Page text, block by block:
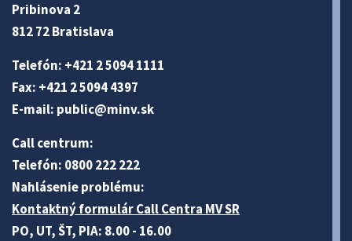
Pribinova 2
812 72 Bratislava
Telefón: +421 2 5094 1111
Fax: +421 2 5094 4397
E-mail: public@minv.sk
Call centrum:
Telefón: 0800 222 222
Nahlásenie problému:
Kontaktný formulár Call Centra MV SR
PO, UT, ŠT, PIA: 8.00 - 16.00